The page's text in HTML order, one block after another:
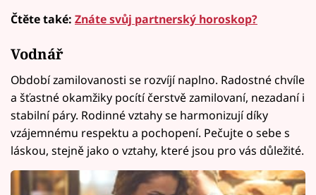
Čtěte také: Znáte svůj partnerský horoskop?
Vodnář
Období zamilovanosti se rozvíjí naplno. Radostné chvíle
a šťastné okamžiky pocítí čerstvě zamilovaní, nezadaní i
stabilní páry. Rodinné vztahy se harmonizují díky
vzájemnému respektu a pochopení. Pečujte o sebe s
láskou, stejně jako o vztahy, které jsou pro vás důležité.